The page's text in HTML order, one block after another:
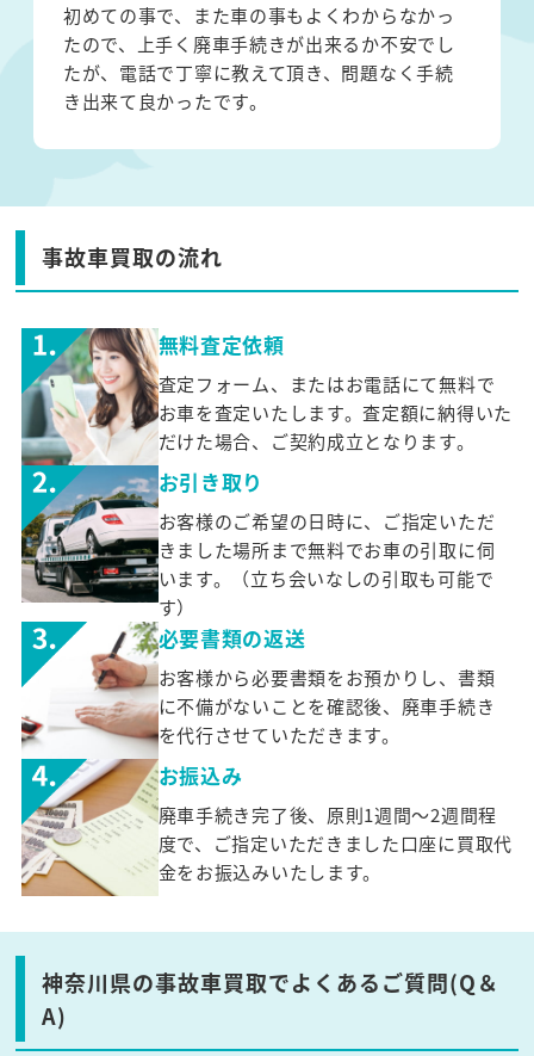
初めての事で、また車の事もよくわからなかっ
たので、上手く廃車手続きが出来るか不安でし
たが、電話で丁寧に教えて頂き、問題なく手続
き出来て良かったです。
事故車買取の流れ
無料査定依頼
査定フォーム、またはお電話にて無料で
お車を査定いたします。査定額に納得いた
だけた場合、ご契約成立となります。
お引き取り
お客様のご希望の日時に、ご指定いただ
きました場所まで無料でお車の引取に伺
います。（立ち会いなしの引取も可能で
す）
必要書類の返送
お客様から必要書類をお預かりし、書類
に不備がないことを確認後、廃車手続き
を代行させていただきます。
お振込み
廃車手続き完了後、原則1週間～2週間程
度で、ご指定いただきました口座に買取代
金をお振込みいたします。
神奈川県の事故車買取でよくあるご質問(Q＆
A)